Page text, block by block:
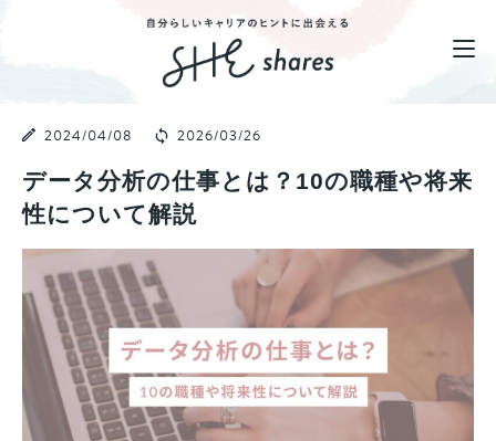
2024/04/08 2026/03/26
データ分析の仕事とは？10の職種や将来
性について解説